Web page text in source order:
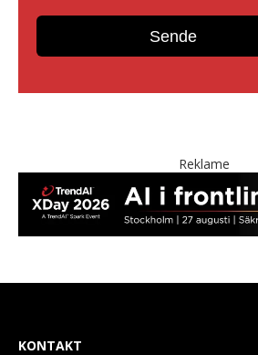
Reklame
KONTAKT